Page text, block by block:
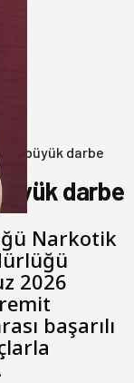
büyük darbe
darbe
Narkotik
2026
başarılı